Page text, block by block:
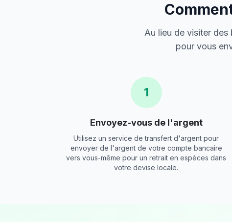
Au lieu de visiter
pour vous
1
Envoyez-vous de l'argent
Utilisez un service de transfert d'argent pour
envoyer de l'argent de votre compte bancaire
vers vous-même pour un retrait en espèces dans
votre devise locale.